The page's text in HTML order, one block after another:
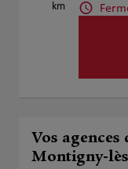
km
Vos agences
Montigny-